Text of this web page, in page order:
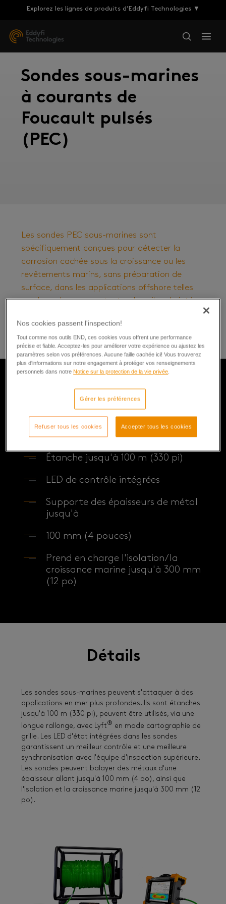
Explorez les lignes de produits d’Eddyfi Technologies ▼
Sondes sous-marines
à courants de
Foucault pulsés
(PEC)
Les sondes PEC sous-marines sont
spécifiquement conçues pour détecter la
corrosion cachée sous la croissance ou les
revêtements marins, sans préparation de
surface, dans les applications offshore telles
que les colonnes montantes, les piles de jetée,
marine et les inspections des conducteurs.
Caractéristiques
Applications profondes en mer
Étanche jusqu'à 100 m (330 pi)
LED de contrôle intégrées
Supporte des épaisseurs de métal
jusqu'à
100 mm (4 pouces)
Prend en charge l'isolation/la
croissance marine jusqu'à 300 mm
(12 po)
Détails
Les sondes sous-marines peuvent s'attaquer à des
applications en mer plus profondes. Ils sont étanches
jusqu'à 100 m (330 pi), peuvent être utilisés, via une
longue rallonge, avec Lyft® en mode cartographie de
grille. Les LED d'état intégrées dans les sondes
garantissent un meilleur contrôle et une meilleure
synchronisation avec l'équipe d'inspection supérieure.
Les sondes peuvent balayer des métaux d'une
épaisseur allant jusqu'à 100 mm (4 po), ainsi que
l'isolation et la croissance marine jusqu'à 300 mm (12
po).
Nos cookies passent l'inspection!
Tout comme nos outils END, ces cookies vous offrent une performance
précise et fiable. Acceptez-les pour améliorer votre expérience ou ajustez les
paramètres selon vos préférences. Aucune faille cachée ici! Vous trouverez
plus d'informations sur notre engagement à protéger vos renseignements
personnels dans notre Notice sur la protection de la vie privée.
Gérer les préférences
Refuser tous les cookies Accepter tous les cookies